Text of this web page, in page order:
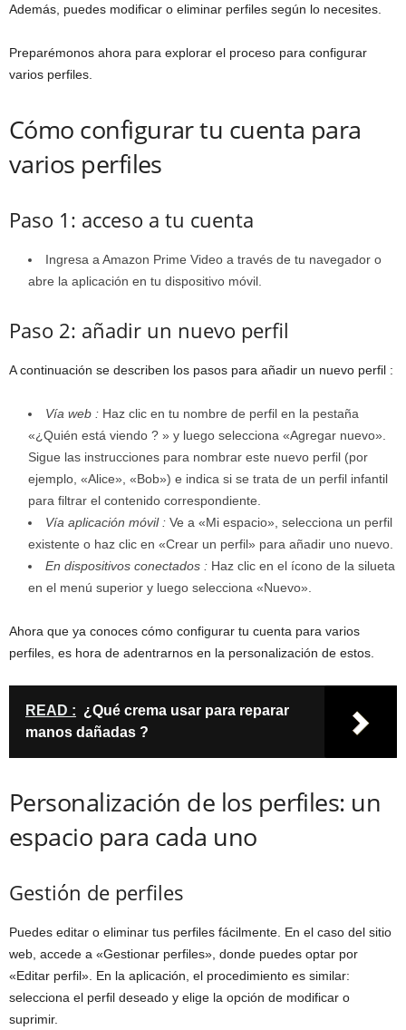
Además, puedes modificar o eliminar perfiles según lo necesites.
Preparémonos ahora para explorar el proceso para configurar
varios perfiles.
Cómo configurar tu cuenta para
varios perfiles
Paso 1: acceso a tu cuenta
Ingresa a Amazon Prime Video a través de tu navegador o
abre la aplicación en tu dispositivo móvil.
Paso 2: añadir un nuevo perfil
A continuación se describen los pasos para añadir un nuevo perfil :
Vía web : Haz clic en tu nombre de perfil en la pestaña
«¿Quién está viendo ? » y luego selecciona «Agregar nuevo».
Sigue las instrucciones para nombrar este nuevo perfil (por
ejemplo, «Alice», «Bob») e indica si se trata de un perfil infantil
para filtrar el contenido correspondiente.
Vía aplicación móvil : Ve a «Mi espacio», selecciona un perfil
existente o haz clic en «Crear un perfil» para añadir uno nuevo.
En dispositivos conectados : Haz clic en el ícono de la silueta
en el menú superior y luego selecciona «Nuevo».
Ahora que ya conoces cómo configurar tu cuenta para varios
perfiles, es hora de adentrarnos en la personalización de estos.
READ : ¿Qué crema usar para reparar
manos dañadas ?
Personalización de los perfiles: un
espacio para cada uno
Gestión de perfiles
Puedes editar o eliminar tus perfiles fácilmente. En el caso del sitio
web, accede a «Gestionar perfiles», donde puedes optar por
«Editar perfil». En la aplicación, el procedimiento es similar:
selecciona el perfil deseado y elige la opción de modificar o
suprimir.